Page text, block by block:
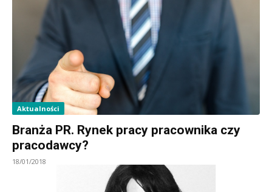
Aktualności
Branża PR. Rynek pracy pracownika czy
pracodawcy?
18/01/2018